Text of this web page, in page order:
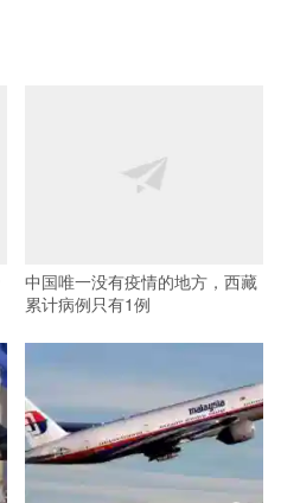
中国唯一没有疫情的地方，西藏
累计病例只有1例